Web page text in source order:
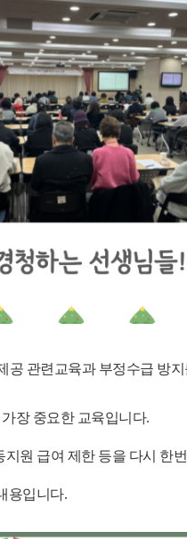
관련교육과 부정수급 방
장 중요한 교육입니다.
지원 급여 제한 등을 다시 한
용입니다.